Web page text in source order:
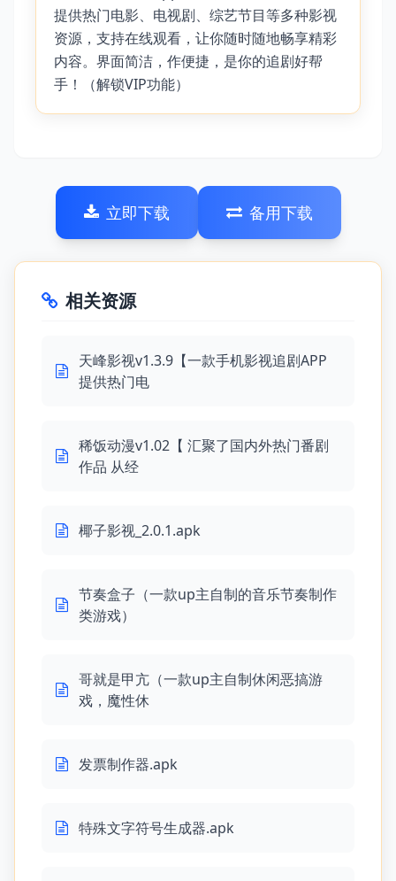
提供热门电影、电视剧、综艺节目等多种影视
资源，支持在线观看，让你随时随地畅享精彩
内容。界面简洁，作便捷，是你的追剧好帮
手！（解锁VIP功能）
立即下载 备用下载
相关资源
天峰影视v1.3.9【一款手机影视追剧APP
提供热门电
稀饭动漫v1.02【 汇聚了国内外热门番剧
作品 从经
椰子影视_2.0.1.apk
节奏盒子（一款up主自制的音乐节奏制作
类游戏）
哥就是甲亢（一款up主自制休闲恶搞游
戏，魔性休
发票制作器.apk
特殊文字符号生成器.apk